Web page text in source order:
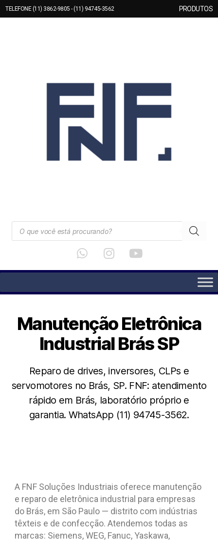
TELEFONE (11) 3862-9805 - (11) 94745-3562 PRODUTOS
Manutenção Eletrônica
Industrial Brás SP
Reparo de drives, inversores, CLPs e
servomotores no Brás, SP. FNF: atendimento
rápido em Brás, laboratório próprio e
garantia. WhatsApp (11) 94745-3562.
A FNF Soluções Industriais oferece manutenção
e reparo de eletrônica industrial para empresas
do Brás, em São Paulo — distrito com indústrias
têxteis e de confecção. Atendemos todas as
marcas: Siemens, WEG, Fanuc, Yaskawa,